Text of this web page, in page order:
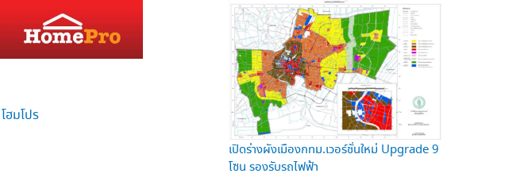
โฮมโปร
เปิดร่างผังเมืองกทม.เวอร์ชั่นใหม่ Upgrade 9
โซน รองรับรถไฟฟ้า